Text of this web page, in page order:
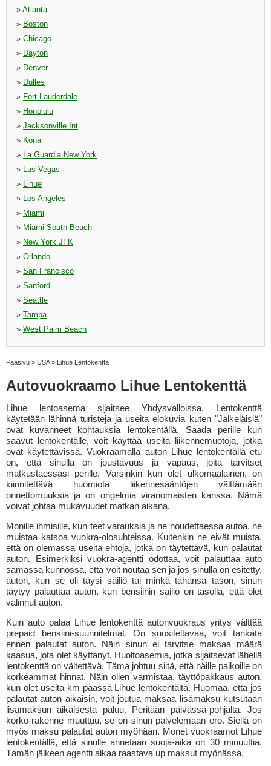
» Atlanta
» Boston
» Chicago
» Dayton
» Denver
» Dulles
» Fort Lauderdale
» Honolulu
» Jacksonville Int
» Kona
» La Guardia New York
» Las Vegas
» Lihue
» Los Angeles
» Miami
» Miami South Beach
» New York JFK
» Orlando
» San Francisco
» Sanford
» Seattle
» Tampa
» West Palm Beach
Pääsivu » USA» Lihue Lentokenttä
Autovuokraamo Lihue Lentokenttä
Lihue lentoasema sijaitsee Yhdysvalloissa. Lentokenttä
käytetään lähinnä turisteja ja useita elokuvia kuten "Jälkeläisiä"
ovat kuvanneet kohtauksia lentokentällä. Saada perille kun
saavut lentokentälle, voit käyttää useita liikennemuotoja, jotka
ovat käytettävissä. Vuokraamalla auton Lihue lentokentällä etu
on, että sinulla on joustavuus ja vapaus, joita tarvitset
matkustaessasi perille. Varsinkin kun olet ulkomaalainen, on
kiinnitettävä huomiota liikennesääntöjen välttämään
onnettomuuksia ja on ongelmia viranomaisten kanssa. Nämä
voivat johtaa mukavuudet matkan aikana.
Monille ihmisille, kun teet varauksia ja ne noudettaessa autoa, ne
muistaa katsoa vuokra-olosuhteissa. Kuitenkin ne eivät muista,
että on olemassa useita ehtoja, jotka on täytettävä, kun palautat
auton. Esimerkiksi vuokra-agentti odottaa, voit palauttaa auto
samassa kunnossa, että voit noutaa sen ja jos sinulla on esitetty,
auton, kun se oli täysi säiliö tai minkä tahansa tason, sinun
täytyy palauttaa auton, kun bensiinin säiliö on tasolla, että olet
valinnut auton.
Kuin auto palaa Lihue lentokenttä autonvuokraus yritys välttää
prepaid bensiini-suunnitelmat. On suositeltavaa, voit tankata
ennen palautat auton. Näin sinun ei tarvitse maksaa määrä
kaasua, jota olet käyttänyt. Huoltoasemia, jotka sijaitsevat lähellä
lentokenttä on vältettävä. Tämä johtuu siitä, että näille paikoille on
korkeammat hinnat. Näin ollen varmistaa, täyttöpakkaus auton,
kun olet useita km päässä Lihue lentokentältä. Huomaa, että jos
palautat auton aikaisin, voit joutua maksaa lisämaksu kutsutaan
lisämaksun aikaisesta paluu. Peritään päivässä-pohjalta. Jos
korko-rakenne muuttuu, se on sinun palvelemaan ero. Siellä on
myös maksu palautat auton myöhään. Monet vuokraamot Lihue
lentokentällä, että sinulle annetaan suoja-aika on 30 minuuttia.
Tämän jälkeen agentti alkaa raastava up maksut myöhässä.